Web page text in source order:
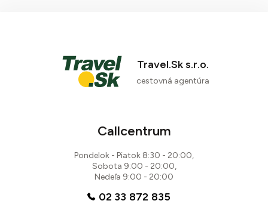
88 %
Travel.Sk s.r.o.
cestovná agentúra
Callcentrum
Pondelok - Piatok 8:30 - 20:00,
Sobota 9:00 - 20:00,
Nedeľa 9:00 - 20:00
02 33 872 835